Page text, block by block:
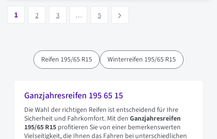
Vous lisez actuellement la page
1 2 3 … 5
Reifen 195/65 R15 Winterreifen 195/65 R15
Ganzjahresreifen 195 65 15
Die Wahl der richtigen Reifen ist entscheidend für Ihre
Sicherheit und Fahrkomfort. Mit den Ganzjahresreifen
195/65 R15 profitieren Sie von einer bemerkenswerten
Vielseitigkeit, die Ihnen das Fahren bei unterschiedlichen